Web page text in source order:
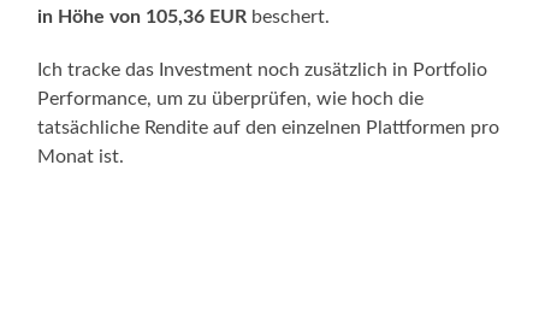
in Höhe von 105,36 EUR beschert.
Ich tracke das Investment noch zusätzlich in Portfolio
Performance, um zu überprüfen, wie hoch die
tatsächliche Rendite auf den einzelnen Plattformen pro
Monat ist.